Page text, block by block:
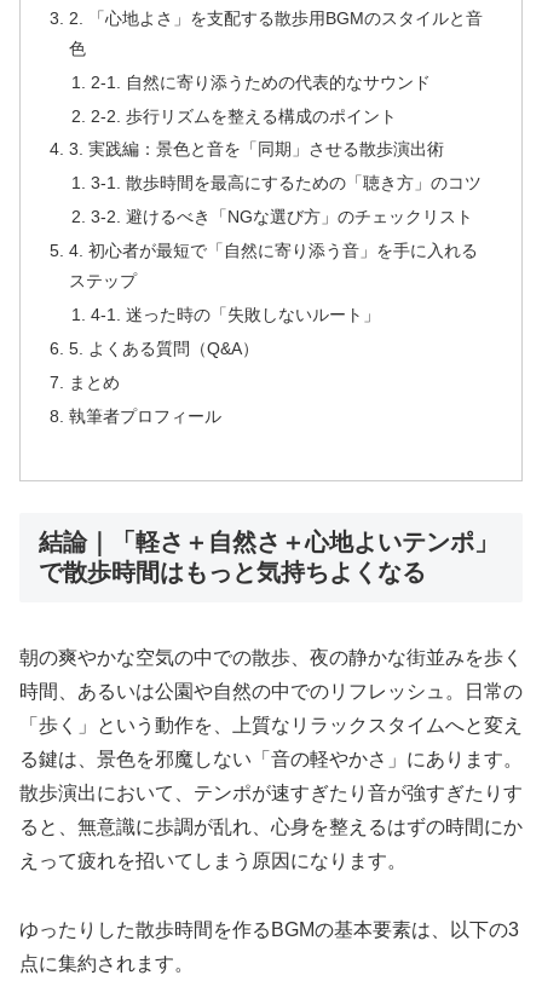
2. 「心地よさ」を支配する散歩用BGMのスタイルと音
色
2-1. 自然に寄り添うための代表的なサウンド
2-2. 歩行リズムを整える構成のポイント
3. 実践編：景色と音を「同期」させる散歩演出術
3-1. 散歩時間を最高にするための「聴き方」のコツ
3-2. 避けるべき「NGな選び方」のチェックリスト
4. 初心者が最短で「自然に寄り添う音」を手に入れる
ステップ
4-1. 迷った時の「失敗しないルート」
5. よくある質問（Q&A）
まとめ
執筆者プロフィール
結論｜「軽さ＋自然さ＋心地よいテンポ」
で散歩時間はもっと気持ちよくなる
朝の爽やかな空気の中での散歩、夜の静かな街並みを歩く
時間、あるいは公園や自然の中でのリフレッシュ。日常の
「歩く」という動作を、上質なリラックスタイムへと変え
る鍵は、景色を邪魔しない「音の軽やかさ」にあります。
散歩演出において、テンポが速すぎたり音が強すぎたりす
ると、無意識に歩調が乱れ、心身を整えるはずの時間にか
えって疲れを招いてしまう原因になります。
ゆったりした散歩時間を作るBGMの基本要素は、以下の3
点に集約されます。